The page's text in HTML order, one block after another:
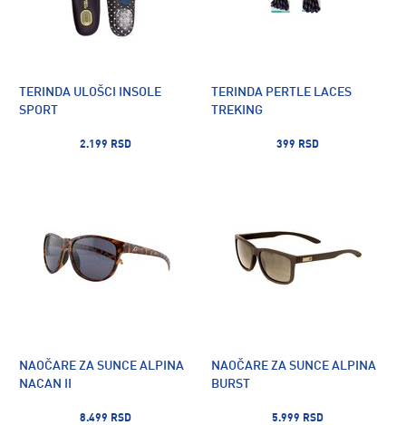
TERINDA ULOŠCI INSOLE
SPORT
2.199 RSD
TERINDA PERTLE LACES
TREKING
399 RSD
NAOČARE ZA SUNCE ALPINA
NACAN II
8.499 RSD
NAOČARE ZA SUNCE ALPINA
BURST
5.999 RSD